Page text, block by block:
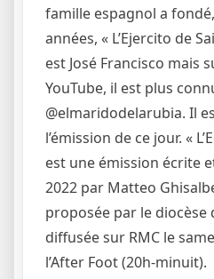
famille espagnol a
années, « L’Ejercito de
est José Francisco mais
YouTube, il est plus
@elmaridodelarubia. Il
l’émission de ce jour. «
est une émission écrite
2022 par Matteo
proposée par le diocèse
diffusée sur RMC le
l’After Foot (20h-minuit).